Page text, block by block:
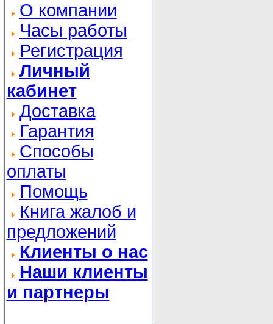
О компании
Часы работы
Регистрация
Личный
кабинет
Доставка
Гарантия
Способы
оплаты
Помощь
Книга жалоб и
предложений
Клиенты о нас
Наши клиенты
и партнеры